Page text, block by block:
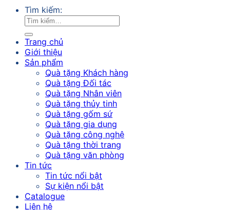
Tìm kiếm:
Trang chủ
Giới thiệu
Sản phẩm
Quà tặng Khách hàng
Quà tặng Đối tác
Quà tặng Nhân viên
Quà tặng thủy tinh
Quà tặng gốm sứ
Quà tặng gia dụng
Quà tặng công nghệ
Quà tặng thời trang
Quà tặng văn phòng
Tin tức
Tin tức nổi bật
Sự kiện nổi bật
Catalogue
Liên hệ